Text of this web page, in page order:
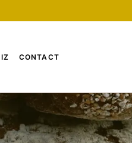
CONTACT